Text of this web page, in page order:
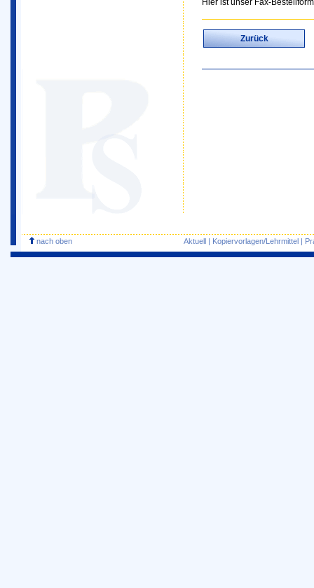
Hier ist unser Fax-
Zurück
nach oben Aktuell | Kopiervorlagen/Lehrmittel |